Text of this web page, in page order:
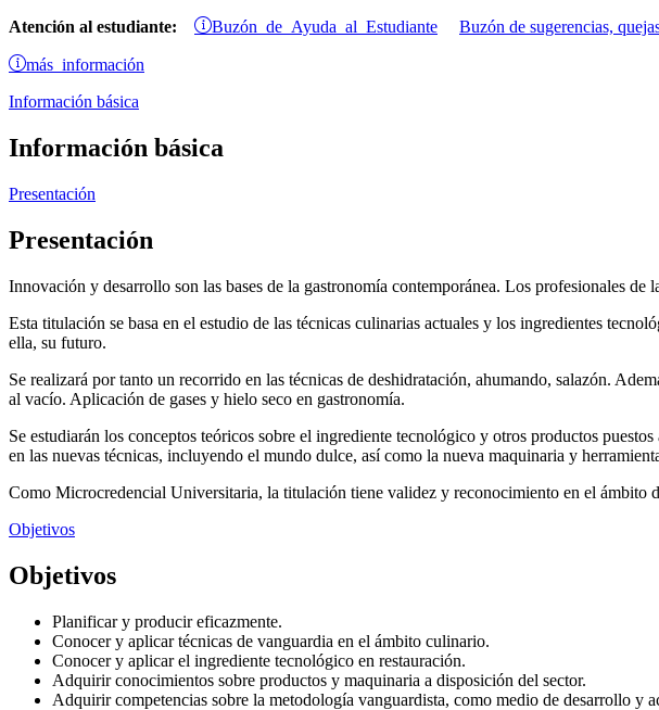
Atención al estudiante: Buzón de Ayuda al Estudiante Buzón de sugerencias,
más información
Información básica
Información básica
Presentación
Presentación
Innovación y desarrollo son las bases de la gastronomía contemporánea. Los profesionales
Esta titulación se basa en el estudio de las técnicas culinarias actuales y los ingredientes
ella, su futuro.
Se realizará por tanto un recorrido en las técnicas de deshidratación, ahumando, salazón.
al vacío. Aplicación de gases y hielo seco en gastronomía.
Se estudiarán los conceptos teóricos sobre el ingrediente tecnológico y otros productos
en las nuevas técnicas, incluyendo el mundo dulce, así como la nueva maquinaria y
Como Microcredencial Universitaria, la titulación tiene validez y reconocimiento en el ámbito
Objetivos
Objetivos
Planificar y producir eficazmente.
Conocer y aplicar técnicas de vanguardia en el ámbito culinario.
Conocer y aplicar el ingrediente tecnológico en restauración.
Adquirir conocimientos sobre productos y maquinaria a disposición del sector.
Adquirir competencias sobre la metodología vanguardista, como medio de desarrollo y